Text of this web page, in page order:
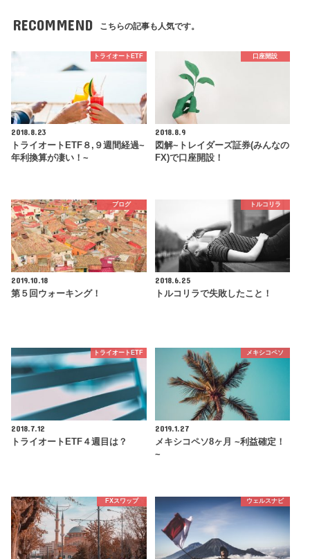
RECOMMEND こちらの記事も人気です。
トライオートETF
2018.8.23
トライオートETF８,９週間経過~
年利換算が凄い！~
口座開設
2018.8.9
図解~トレイダーズ証券(みんなの
FX)で口座開設！
ブログ
2019.10.18
第５回ウォーキング！
トルコリラ
2018.6.25
トルコリラで失敗したこと！
トライオートETF
2018.7.12
トライオートETF４週目は？
メキシコペソ
2019.1.27
メキシコペソ8ヶ月 ~利益確定！
~
FXスワップ ウェルスナビ